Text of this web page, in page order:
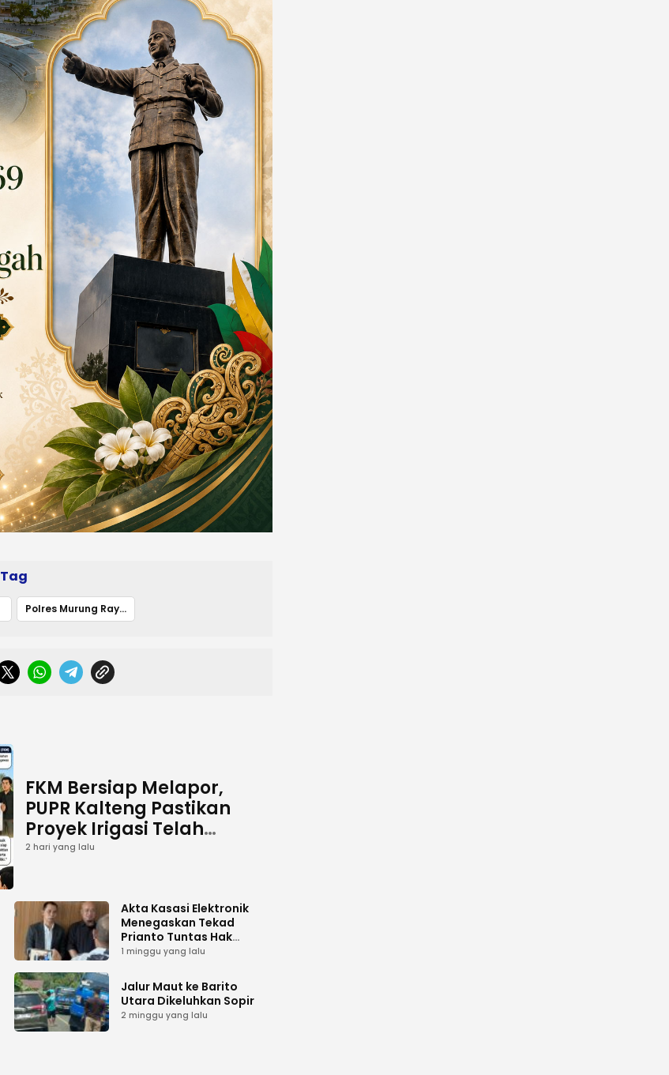
Tag
Polres Murung Raya Tahan Mantan Kades Olung Ulu
FKM Bersiap Melapor,
PUPR Kalteng Pastikan
Proyek Irigasi Telah
Tuntas
2 hari yang lalu
Akta Kasasi Elektronik
Menegaskan Tekad
Prianto Tuntas Hak
Lahan ke Mahkamah
1 minggu yang lalu
Jalur Maut ke Barito
Utara Dikeluhkan Sopir
2 minggu yang lalu